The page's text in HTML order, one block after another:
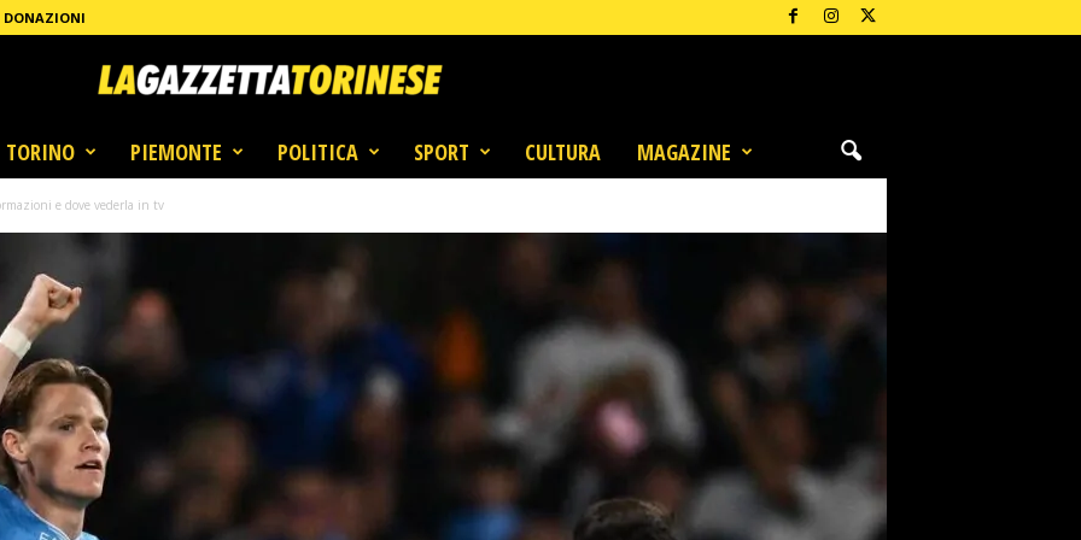
DONAZIONI
TORINO PIEMONTE POLITICA SPORT CULTURA MAGAZINE
e dove vederla in tv